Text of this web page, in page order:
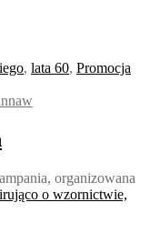
, lata 60, Promocja
organizowana
o wzornictwie,